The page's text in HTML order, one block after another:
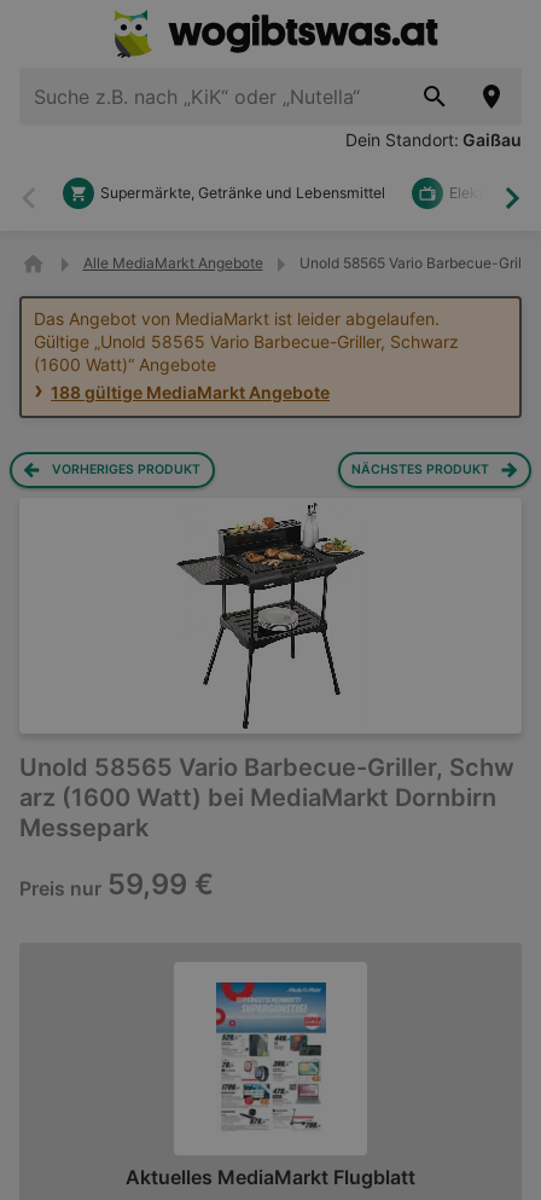
Dein Standort: Gaißau
Zurück
Supermärkte, Getränke und Lebensmittel Elektronik
Alle MediaMarkt Angebote Unold 58565 Vario Barbecue-
Das Angebot von MediaMarkt ist leider abgelaufen.
Gültige „Unold 58565 Vario Barbecue-Griller, Schwarz
(1600 Watt)“ Angebote
188 gültige MediaMarkt Angebote
VORHERIGES PRODUKT NÄCHSTES PRODUKT
Unold 58565 Vario Barbecue-Griller, Schw
arz (1600 Watt) bei MediaMarkt Dornbirn
Messepark
Preis nur 59,99 €
Aktuelles MediaMarkt Flugblatt